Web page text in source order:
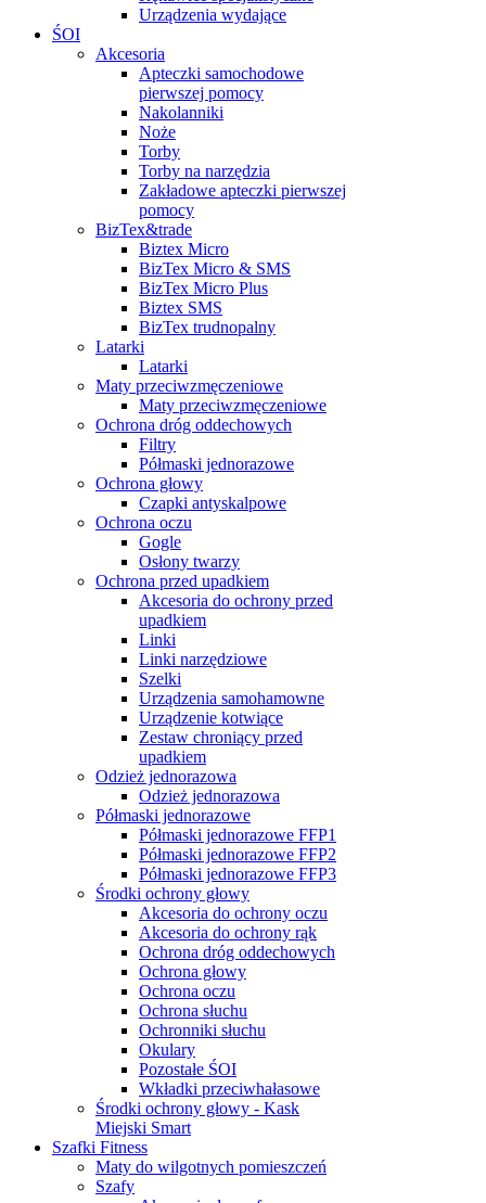
Urządzenia wydające
ŚOI
Akcesoria
Apteczki samochodowe
pierwszej pomocy
Nakolanniki
Noże
Torby
Torby na narzędzia
Zakładowe apteczki pierwszej
pomocy
BizTex&trade
Biztex Micro
BizTex Micro & SMS
BizTex Micro Plus
Biztex SMS
BizTex trudnopalny
Latarki
Latarki
Maty przeciwzmęczeniowe
Maty przeciwzmęczeniowe
Ochrona dróg oddechowych
Filtry
Półmaski jednorazowe
Ochrona głowy
Czapki antyskalpowe
Ochrona oczu
Gogle
Osłony twarzy
Ochrona przed upadkiem
Akcesoria do ochrony przed
upadkiem
Linki
Linki narzędziowe
Szelki
Urządzenia samohamowne
Urządzenie kotwiące
Zestaw chroniący przed
upadkiem
Odzież jednorazowa
Odzież jednorazowa
Półmaski jednorazowe
Półmaski jednorazowe FFP1
Półmaski jednorazowe FFP2
Półmaski jednorazowe FFP3
Środki ochrony głowy
Akcesoria do ochrony oczu
Akcesoria do ochrony rąk
Ochrona dróg oddechowych
Ochrona głowy
Ochrona oczu
Ochrona słuchu
Ochronniki słuchu
Okulary
Pozostałe ŚOI
Wkładki przeciwhałasowe
Środki ochrony głowy - Kask
Miejski Smart
Szafki Fitness
Maty do wilgotnych pomieszczeń
Szafy